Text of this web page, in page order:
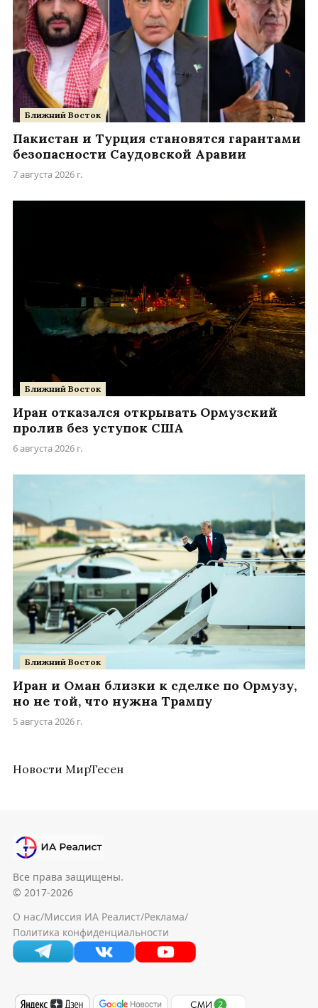
Ближний Восток
Пакистан и Турция становятся гарантами
безопасности Саудовской Аравии
7 августа 2026 г.
Ближний Восток
Иран отказался открывать Ормузский
пролив без уступок США
6 августа 2026 г.
Ближний Восток
Иран и Оман близки к сделке по Ормузу,
но не той, что нужна Трампу
5 августа 2026 г.
Новости МирТесен
Все права защищены.
© 2017-2026
О нас/Миссия ИА Реалист/Реклама/
Политика конфиденциальности